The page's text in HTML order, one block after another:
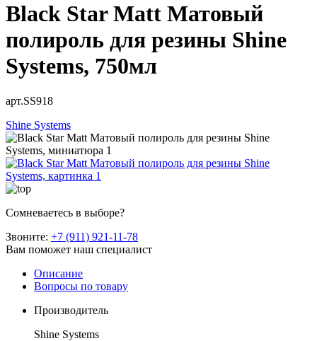
Black Star Matt Матовый
полироль для резины Shine
Systems, 750мл
арт.SS918
Shine Systems
Сомневаетесь в выборе?
Звоните: +7 (911) 921-11-78
Вам поможет наш специалист
Описание
Вопросы по товару
Производитель
Shine Systems